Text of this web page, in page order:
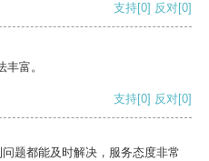
支持[0] 反对[0]
富。
支持[0] 反对[0]
题都能及时解决，服务态度非常